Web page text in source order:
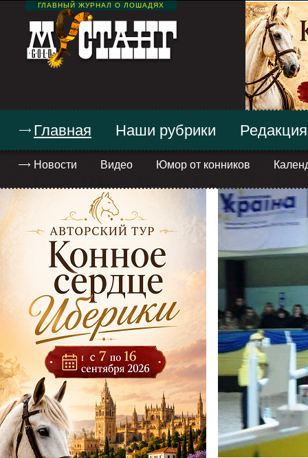
ГЛАВНЫЙ ЖУРНАЛ О ЛОШАДЯХ
Главная
Новости Видео Юмор от конников
Наши рубрики Редакция